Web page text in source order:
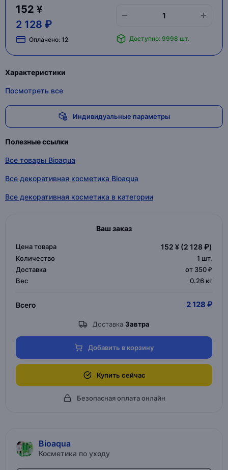
152 ¥
2 128 ₽
Оплачено: 12 Доступно: 9998 шт.
Характеристики
Посмотреть все
Индивидуальные параметры
Полезные ссылки
Все товары Bioaqua
Все декоративная косметика Bioaqua
Все декоративная косметика в категории
Ваш заказ
Цена товара 152 ¥ (2 128 ₽)
Количество 1 шт.
Доставка
от 350 ₽
Вес
0.26 кг
Всего 2 128 ₽
Доставка Завтра
Добавить в корзину
Купить сейчас
Безопасная оплата онлайн
Bioaqua
Косметика по уходу